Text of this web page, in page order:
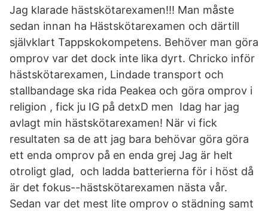
Jag klarade hästskötarexamen!!! Man måste
sedan innan ha Hästskötarexamen och därtill
självklart Tappskokompetens. Behöver man göra
omprov var det dock inte lika dyrt. Chricko inför
hästskötarexamen, Lindade transport och
stallbandage ska rida Peakea och göra omprov i
religion , fick ju IG på detxD men Idag har jag
avlagt min hästskötarexamen! När vi fick
resultaten sa de att jag bara behövar göra göra
ett enda omprov på en enda grej Jag är helt
otroligt glad, och ladda batterierna för i höst då
är det fokus--hästskötarexamen nästa vår.
Sedan var det mest lite omprov o städning samt